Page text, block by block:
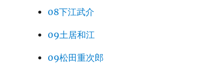
08下江武介
09土居和江
09松田重次郎